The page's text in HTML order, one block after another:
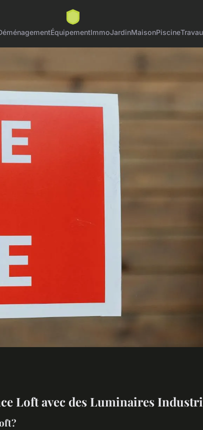
ÉquipementImmoJardinMaisonPiscine
une
Loft avec des Luminaires